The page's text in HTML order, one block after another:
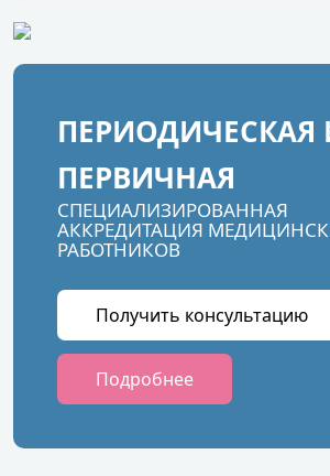
ПЕРИОДИЧЕСКАЯ
ПЕРВИЧНАЯ
СПЕЦИАЛИЗИРОВАННАЯ
АККРЕДИТАЦИЯ
РАБОТНИКОВ
Получить консультацию
Подробнее